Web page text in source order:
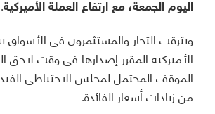
اليوم الجمعة، مع ارتفاع العملة الأميركية.
ويترقب التجار والمستثمرون في الأسواق
الأميركية المقرر إصدارها في وقت لاحق
الموقف المحتمل لمجلس الاحتياطي
من زيادات أسعار الفائدة.